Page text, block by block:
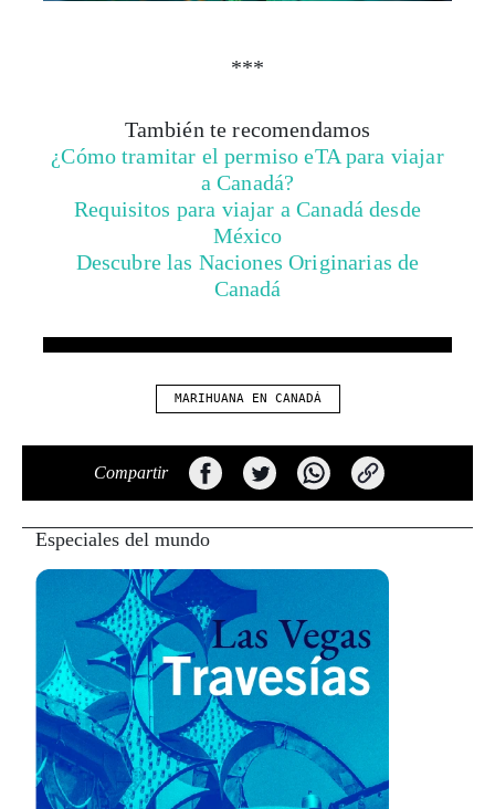
***
También te recomendamos
¿Cómo tramitar el permiso eTA para viajar
a Canadá?
Requisitos para viajar a Canadá desde
México
Descubre las Naciones Originarias de
Canadá
MARIHUANA EN CANADÁ
Compartir
Especiales del mundo